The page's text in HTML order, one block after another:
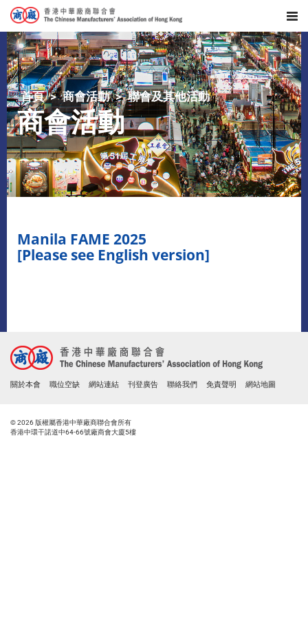
首頁 商會活動 聯會及其他活動
商會活動
Manila FAME 2025
[Please see English version]
關於本會 職位空缺 網站連結 刊登廣告 聯絡我們 免責聲明 網站地圖
© 2026 版權屬香港中華廠商聯合會所有
香港中環干諾道中64-66號廠商會大廈5樓